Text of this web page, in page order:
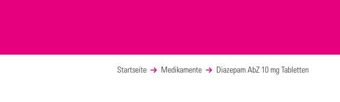
Startseite Medikamente Diazepam AbZ 10 mg Tabletten